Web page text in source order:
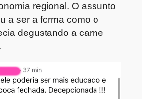
regional. O assunto
a ser a forma como o
degustando a carne